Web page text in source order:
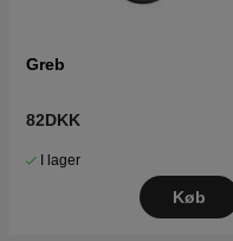
Greb
82DKK
I lager
Køb